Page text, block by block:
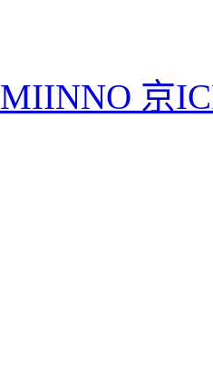
MIINNO 京